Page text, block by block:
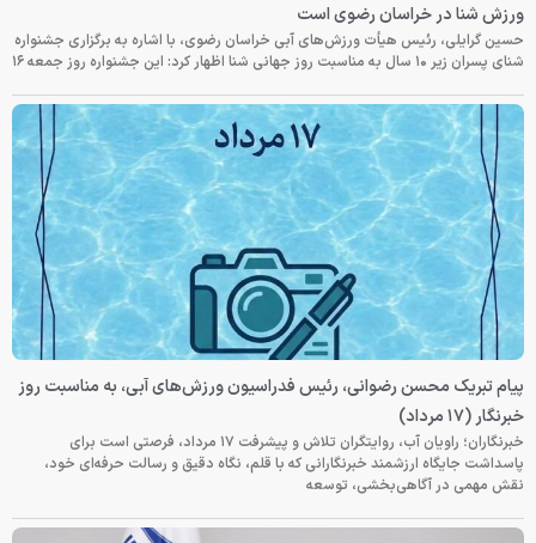
ورزش شنا در خراسان رضوی است
حسین گرایلی، رئیس هیأت ورزش‌های آبی خراسان رضوی، با اشاره به برگزاری جشنواره
شنای پسران زیر ۱۰ سال به مناسبت روز جهانی شنا اظهار کرد: این جشنواره روز جمعه‌ ۱۶
پیام تبریک محسن رضوانی، رئیس فدراسیون ورزش‌های آبی، به مناسبت روز
خبرنگار (۱۷ مرداد)
خبرنگاران؛ راویان آب، روایتگران تلاش و پیشرفت ۱۷ مرداد، فرصتی است برای
پاسداشت جایگاه ارزشمند خبرنگارانی که با قلم، نگاه دقیق و رسالت حرفه‌ای خود،
نقش مهمی در آگاهی‌بخشی، توسعه